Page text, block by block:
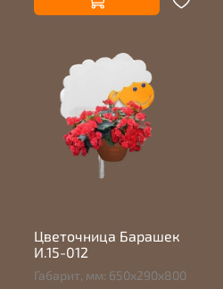
Цветочница Барашек
И.15-012
Габарит, мм: 650х290х800